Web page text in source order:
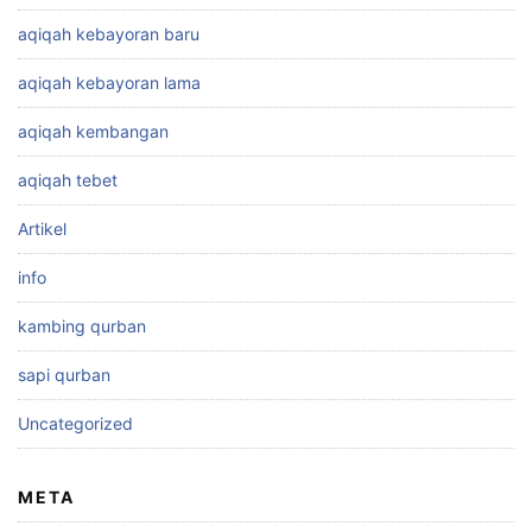
aqiqah kebayoran baru
aqiqah kebayoran lama
aqiqah kembangan
aqiqah tebet
Artikel
info
kambing qurban
sapi qurban
Uncategorized
META